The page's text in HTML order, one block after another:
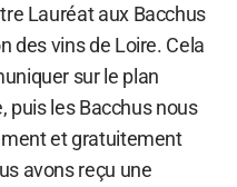
Lauréat aux Bacchus
des vins de Loire. Cela
sur le plan
puis les Bacchus nous
et gratuitement
avons reçu une